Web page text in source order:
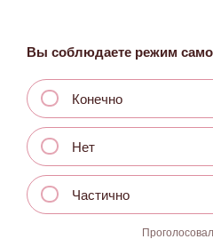
Вы соблюдаете режим
Конечно
Нет
Частично